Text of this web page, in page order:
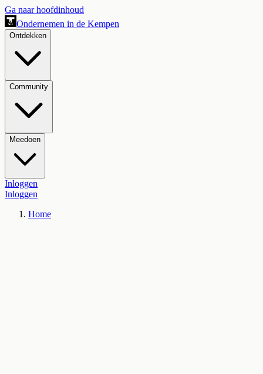
Ga naar hoofdinhoud
Ondernemen in de Kempen
Ontdekken
Community
Meedoen
Inloggen
Inloggen
Home